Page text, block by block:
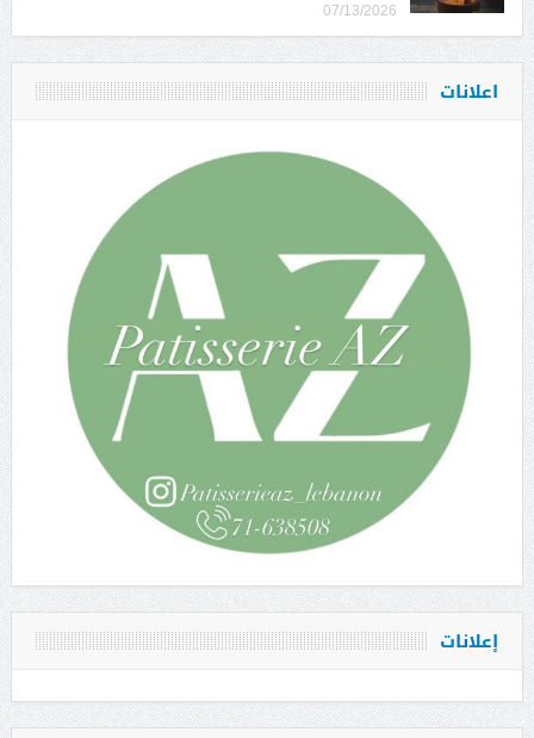
07/13/2026
اعلانات
إعلانات